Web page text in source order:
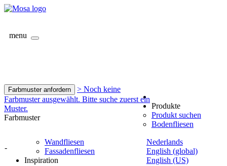
menu
Farbmuster anfordern
> Noch keine
Farbmuster ausgewählt. Bitte suche zuerst ein
Muster.
Farbmuster
-
Nederlands
English (global)
English (US)
Produkte
Produkt suchen
Bodenfliesen
Wandfliesen
Fassadenfliesen
Inspiration